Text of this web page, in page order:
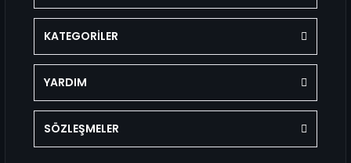
KATEGORİLER
YARDIM
SÖZLEŞMELER